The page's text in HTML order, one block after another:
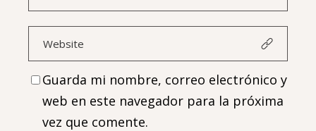
Guarda mi nombre, correo electrónico y
web en este navegador para la próxima
vez que comente.